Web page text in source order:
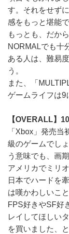
す。それをせず
感をもっと堪能
もっとも、だか
NORMALでも十
ある人は、難易
う。
また、「
ゲームライフは9
【OVERALL】10
「Xbox」発売
級のゲームでし
う意味でも、画
アメリカでミリ
日本でハードを
は嘆かわしいこと
FPS好きやSF好
レイしてほしい
を買いました、